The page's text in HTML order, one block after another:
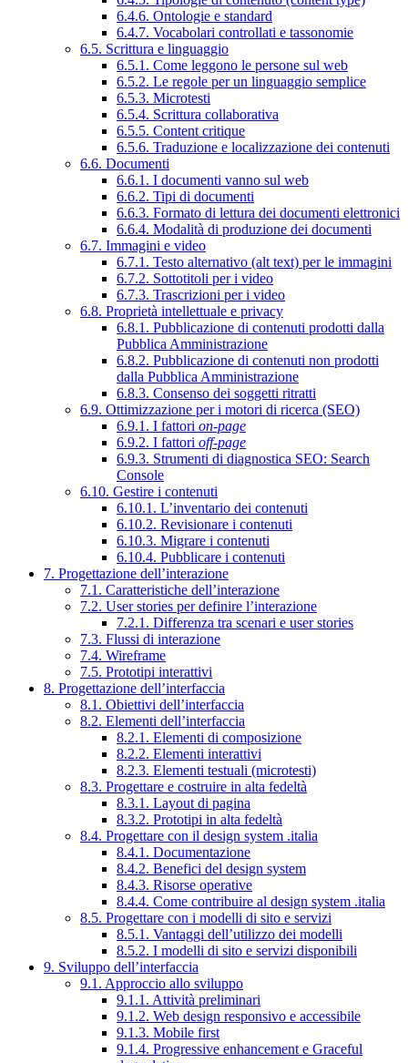
6.4.6. Ontologie e standard
6.4.7. Vocabolari controllati e tassonomie
6.5. Scrittura e linguaggio
6.5.1. Come leggono le persone sul web
6.5.2. Le regole per un linguaggio semplice
6.5.3. Microtesti
6.5.4. Scrittura collaborativa
6.5.5. Content critique
6.5.6. Traduzione e localizzazione dei contenuti
6.6. Documenti
6.6.1. I documenti vanno sul web
6.6.2. Tipi di documenti
6.6.3. Formato di lettura dei documenti elettronici
6.6.4. Modalità di produzione dei documenti
6.7. Immagini e video
6.7.1. Testo alternativo (alt text) per le immagini
6.7.2. Sottotitoli per i video
6.7.3. Trascrizioni per i video
6.8. Proprietà intellettuale e privacy
6.8.1. Pubblicazione di contenuti prodotti dalla
Pubblica Amministrazione
6.8.2. Pubblicazione di contenuti non prodotti
dalla Pubblica Amministrazione
6.8.3. Consenso dei soggetti ritratti
6.9. Ottimizzazione per i motori di ricerca (SEO)
6.9.1. I fattori on-page
6.9.2. I fattori off-page
6.9.3. Strumenti di diagnostica SEO: Search
Console
6.10. Gestire i contenuti
6.10.1. L’inventario dei contenuti
6.10.2. Revisionare i contenuti
6.10.3. Migrare i contenuti
6.10.4. Pubblicare i contenuti
7. Progettazione dell’interazione
7.1. Caratteristiche dell’interazione
7.2. User stories per definire l’interazione
7.2.1. Differenza tra scenari e user stories
7.3. Flussi di interazione
7.4. Wireframe
7.5. Prototipi interattivi
8. Progettazione dell’interfaccia
8.1. Obiettivi dell’interfaccia
8.2. Elementi dell’interfaccia
8.2.1. Elementi di composizione
8.2.2. Elementi interattivi
8.2.3. Elementi testuali (microtesti)
8.3. Progettare e costruire in alta fedeltà
8.3.1. Layout di pagina
8.3.2. Prototipi in alta fedeltà
8.4. Progettare con il design system .italia
8.4.1. Documentazione
8.4.2. Benefici del design system
8.4.3. Risorse operative
8.4.4. Come contribuire al design system .italia
8.5. Progettare con i modelli di sito e servizi
8.5.1. Vantaggi dell’utilizzo dei modelli
8.5.2. I modelli di sito e servizi disponibili
9. Sviluppo dell’interfaccia
9.1. Approccio allo sviluppo
9.1.1. Attività preliminari
9.1.2. Web design responsivo e accessibile
9.1.3. Mobile first
9.1.4. Progressive enhancement e Graceful